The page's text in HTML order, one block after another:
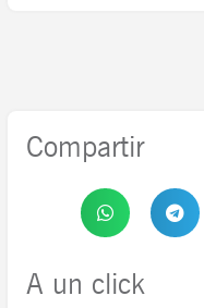
Compartir
A un click